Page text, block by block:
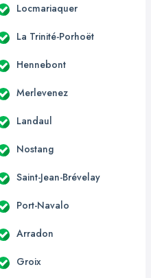
Locmariaquer
La Trinité-Porhoët
Hennebont
Merlevenez
Landaul
Nostang
Saint-Jean-Brévelay
Port-Navalo
Arradon
Groix